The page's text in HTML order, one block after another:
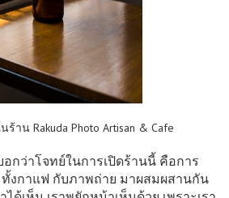
าน Rakuda Photo Artisan & Cafe
โจทย์ในการเปิดร้านนี้ คือการ
ทั้งกาแฟ กับภาพถ่าย มาผสมผสานกัน